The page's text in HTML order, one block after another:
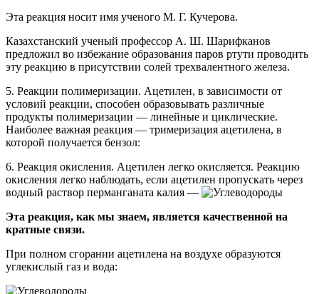
Эта реакция носит имя ученого М. Г. Кучерова.
Казахстанский ученый профессор А. Ш. Шарифканов
предложил во избежание образования паров ртути проводить
эту реакцию в присутствии солей трехвалентного железа.
5. Реакции полимеризации. Ацетилен, в зависимости от
условий реакции, способен образовывать различные
продукты полимеризации — линейные и циклические.
Наиболее важная реакция — тримеризация ацетилена, в
которой получается бензол:
6. Реакция окисления. Ацетилен легко окисляется. Реакцию
окисления легко наблюдать, если ацетилен пропускать через
водный раствор перманганата калия —
Эта реакция, как мы знаем, является качественной на
кратные связи.
При полном сгорании ацетилена на воздухе образуются
углекислый газ и вода: